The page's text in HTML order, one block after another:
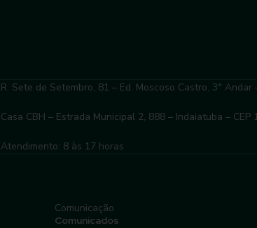
R. Sete de Setembro, 81 – Ed. Moscoso Castro, 3° Andar
Casa CBH – Estrada Municipal 2, 888 – Indaiatuba – CEP
Atendimento: 8 às 17 horas
Comunicação
Comunicados